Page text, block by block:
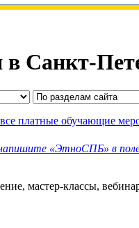
в Санкт-
платные обучающие
«ЭтноСПБ» в поле
мастер-классы,